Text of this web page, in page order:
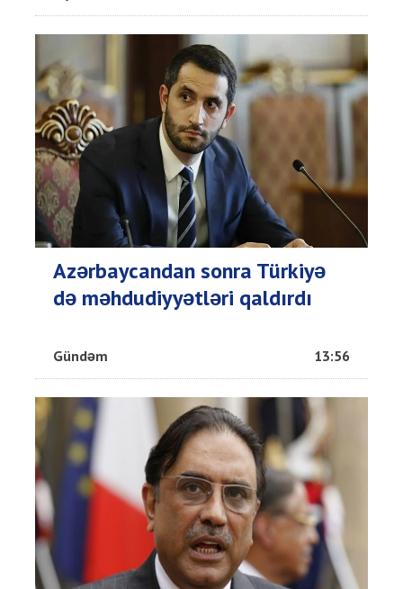
Azərbaycandan sonra Türkiyə
də məhdudiyyətləri qaldırdı
Gündəm 13:56